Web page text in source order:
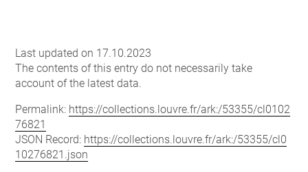
Last updated on 17.10.2023
The contents of this entry do not necessarily take
account of the latest data.
Permalink: https://collections.louvre.fr/ark:/53355/cl0102
76821
JSON Record: https://collections.louvre.fr/ark:/53355/cl0
10276821.json